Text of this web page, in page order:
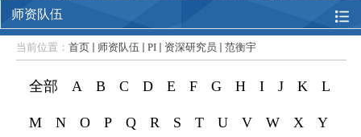
师资队伍
当前位置： 首页 师资队伍 PI 资深研究员 范衡宇
全部 A B C D E F G H I J K L
M N O P Q R S T U V W X Y